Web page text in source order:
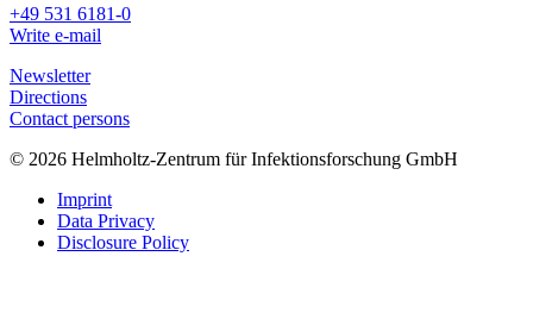
+49 531 6181-0
Write e-mail
Newsletter
Directions
Contact persons
© 2026 Helmholtz-Zentrum für Infektionsforschung GmbH
Imprint
Data Privacy
Disclosure Policy